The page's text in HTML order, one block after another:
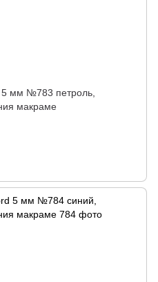
мм №783 петроль,
макраме